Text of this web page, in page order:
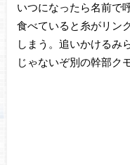
いつになったら名前で
食べていると糸がリン
しまう。追いかけるみ
じゃないぞ別の幹部ク